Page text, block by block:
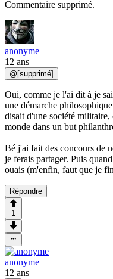
Commentaire supprimé.
anonyme
12 ans
@ [supprimé]
Oui, comme je l'ai dit à je
une démarche
disait d'une société
monde dans un but
Bé j'ai fait des concours de
je ferais partager. Puis
ouais (m'enfin, faut que je
Répondre
1
anonyme
12 ans